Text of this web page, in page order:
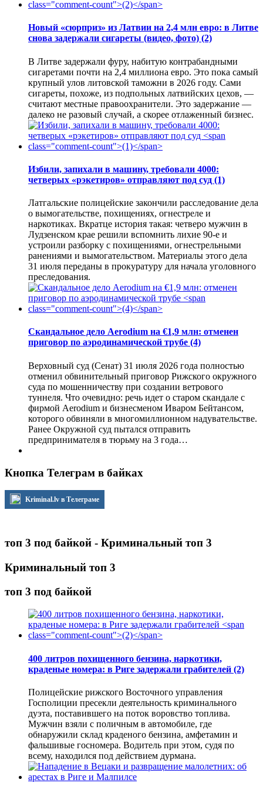
Новый «сюрприз» из Латвии на 2,4 млн евро: в Литве
снова задержали сигареты (видео, фото) (2)
В Литве задержали фуру, набитую контрабандными
сигаретами почти на 2,4 миллиона евро. Это пока самый
крупный улов литовской таможни в 2026 году. Сами
сигареты, похоже, из подпольных латвийских цехов, —
считают местные правоохранители. Это задержание —
далеко не разовый случай, а скорее отлаженный бизнес.
Избили, запихали в машину, требовали 4000:
четверых «рэкетиров» отправляют под суд (1)
Латгальские полицейские закончили расследование дела
о вымогательстве, похищениях, огнестреле и
наркотиках. Вкратце история такая: четверо мужчин в
Лудзенском крае решили вспомнить лихие 90-е и
устроили разборку с похищениями, огнестрельными
ранениями и вымогательством. Материалы этого дела
31 июля переданы в прокуратуру для начала уголовного
преследования.
Скандальное дело Aerodium на €1,9 млн: отменен
приговор по аэродинамической трубе (4)
Верховный суд (Сенат) 31 июля 2026 года полностью
отменил обвинительный приговор Рижского окружного
суда по мошенничеству при создании ветрового
туннеля. Что очевидно: речь идет о старом скандале с
фирмой Aerodium и бизнесменом Иваром Бейтансом,
которого обвиняли в многомиллионном надувательстве.
Ранее Окружной суд пытался отправить
предпринимателя в тюрьму на 3 года…
Кнопка Телеграм в байках
Kriminal.lv в Телеграме
топ 3 под байкой - Криминальный топ 3
Криминальный топ 3
топ 3 под байкой
400 литров похищенного бензина, наркотики,
краденые номера: в Риге задержали грабителей (2)
Полицейские рижского Восточного управления
Госполиции пресекли деятельность криминального
дуэта, поставившего на поток воровство топлива.
Мужчин взяли с поличным в автомобиле, где
обнаружили склад краденого бензина, амфетамин и
фальшивые госномера. Водитель при этом, судя по
всему, находился под действием дурмана.